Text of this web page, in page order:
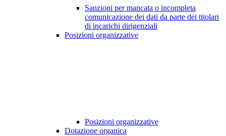
Sanzioni per mancata o incompleta
comunicazione dei dati da parte dei titolari
di incarichi dirigenziali
Posizioni organizzative
Posizioni organizzative
Dotazione organica